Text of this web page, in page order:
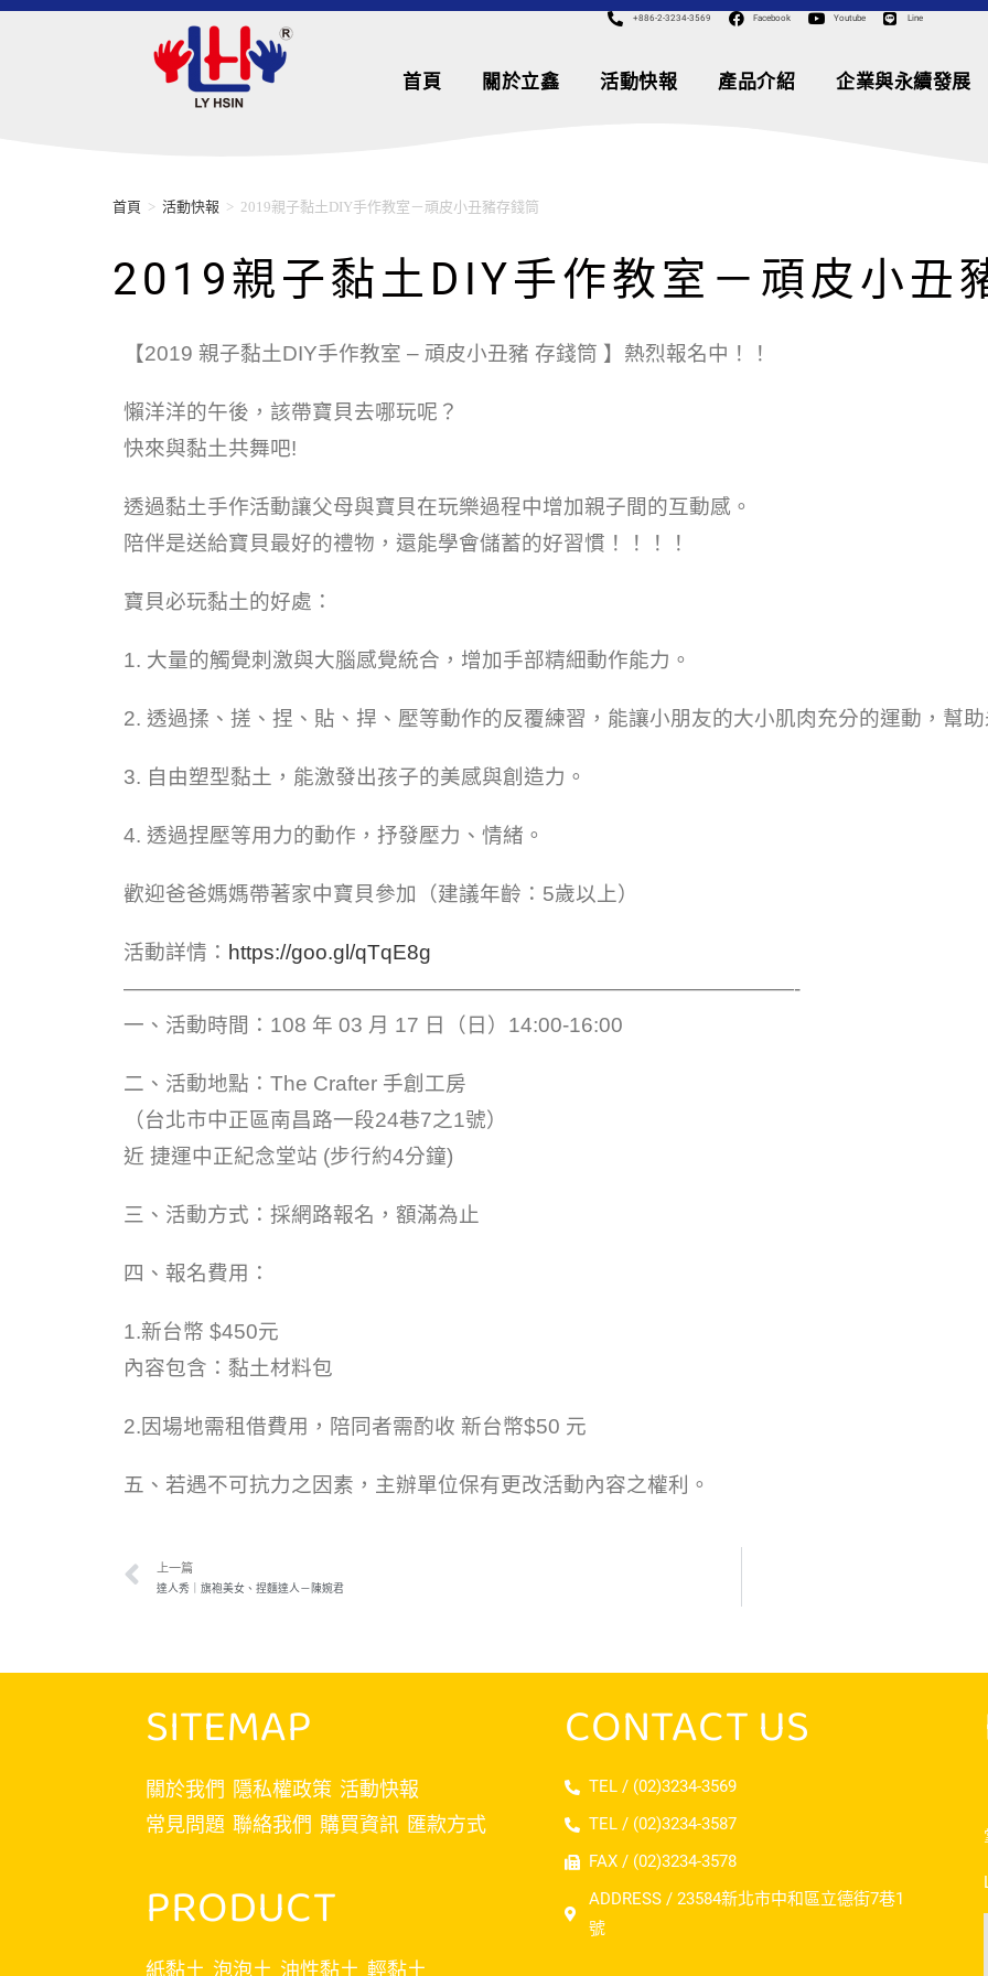
+886-2-3234-3569 Facebook Youtube Line
首頁 關於立鑫 活動快報 產品介紹 企業與永續發展
首頁 > 活動快報 > 2019親子黏土DIY手作教室－頑皮小丑豬存錢筒
2019親子黏土DIY手作教室－頑皮小丑
【2019 親子黏土DIY手作教室 – 頑皮小丑豬 存錢筒 】熱烈報名中！！
懶洋洋的午後，該帶寶貝去哪玩呢？
快來與黏土共舞吧!
透過黏土手作活動讓父母與寶貝在玩樂過程中增加親子間的互動感。
陪伴是送給寶貝最好的禮物，還能學會儲蓄的好習慣！！！！
寶貝必玩黏土的好處：
1. 大量的觸覺刺激與大腦感覺統合，增加手部精細動作能力。
2. 透過揉、搓、捏、貼、捍、壓等動作的反覆練習，能讓小朋友的大小肌肉充分的運動，幫助
3. 自由塑型黏土，能激發出孩子的美感與創造力。
4. 透過捏壓等用力的動作，抒發壓力、情緒。
歡迎爸爸媽媽帶著家中寶貝參加（建議年齡：5歲以上）
活動詳情： https://goo.gl/qTqE8g
————————————————————————————————-
一、活動時間：108 年 03 月 17 日（日）14:00-16:00
二、活動地點：The Crafter 手創工房
（台北市中正區南昌路一段24巷7之1號）
近 捷運中正紀念堂站 (步行約4分鐘)
三、活動方式：採網路報名，額滿為止
四、報名費用：
1.新台幣 $450元
內容包含：黏土材料包
2.因場地需租借費用，陪同者需酌收 新台幣$50 元
五、若遇不可抗力之因素，主辦單位保有更改活動內容之權利。
上一篇
達人秀｜旗袍美女、捏麵達人－陳婉君
SITEMAP
關於我們 隱私權政策 活動快報
常見問題 聯絡我們 購買資訊 匯款方式
PRODUCT
紙黏土 泡泡土 油性黏土 輕黏土
CONTACT US
TEL / (02)3234-3569
TEL / (02)3234-3587
FAX / (02)3234-3578
ADDRESS / 23584新北市中和區立德街7巷1
號